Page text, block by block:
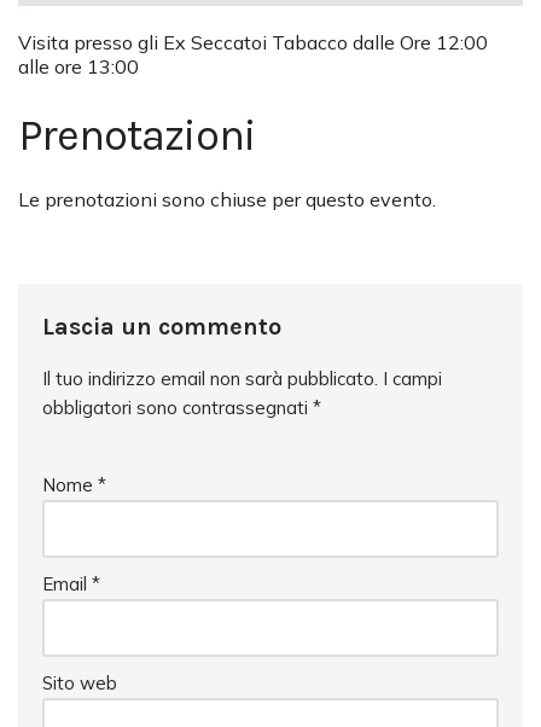
Visita presso gli Ex Seccatoi Tabacco dalle Ore 12:00
alle ore 13:00
Prenotazioni
Le prenotazioni sono chiuse per questo evento.
Lascia un commento
Il tuo indirizzo email non sarà pubblicato. I campi
obbligatori sono contrassegnati *
Nome *
Email *
Sito web